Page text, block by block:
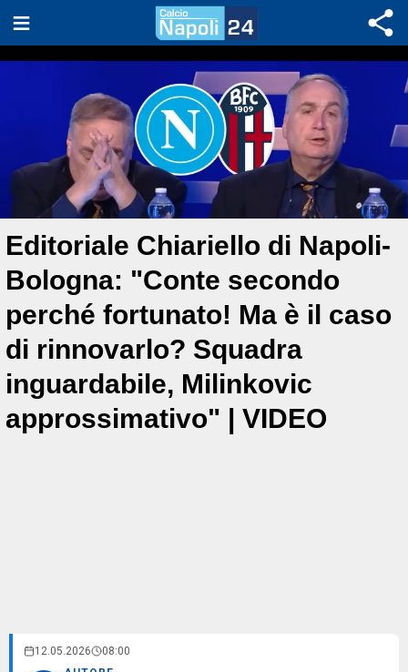
Editoriale Chiariello di Napoli-
Bologna: "Conte secondo
perché fortunato! Ma è il caso
di rinnovarlo? Squadra
inguardabile, Milinkovic
approssimativo" | VIDEO
12.05.2026 08:00